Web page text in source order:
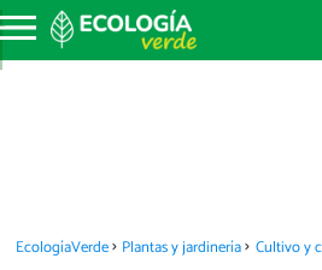
EcologíaVerde Plantas y jardinería Cultivo y